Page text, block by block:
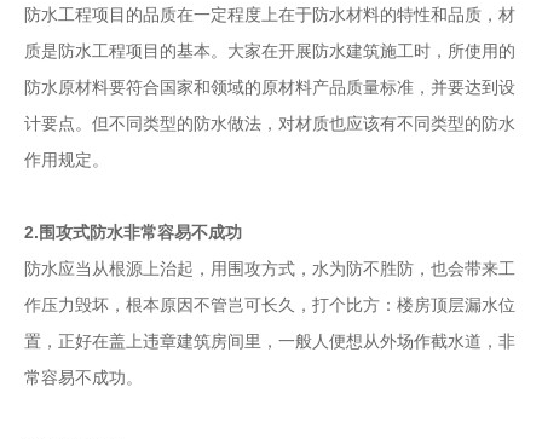
防水工程项目的品质在一定程度上在于防水材料的特性和品质，材
质是防水工程项目的基本。大家在开展防水建筑施工时，所使用的
防水原材料要符合国家和领域的原材料产品质量标准，并要达到设
计要点。但不同类型的防水做法，对材质也应该有不同类型的防水
作用规定。
2.围攻式防水非常容易不成功
防水应当从根源上治起，用围攻方式，水为防不胜防，也会带来工
作压力毁坏，根本原因不管岂可长久，打个比方：楼房顶层漏水位
置，正好在盖上违章建筑房间里，一般人便想从外场作截水道，非
常容易不成功。